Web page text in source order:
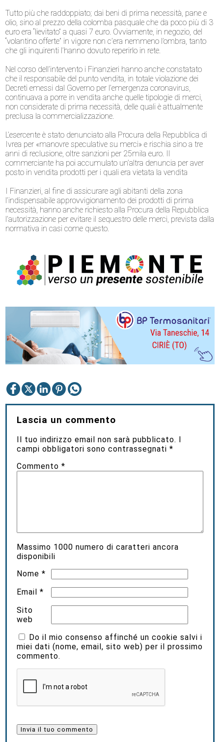
Tutto più che raddoppiato; dai beni di prima necessità, pane e
olio, sino al prezzo della colomba pasquale che da poco più di 3
euro era “lievitato” a quasi 7 euro. Ovviamente, in negozio, del
“volantino offerte” in vigore non c’era nemmeno l’ombra, tanto
che gli inquirenti l’hanno dovuto reperirlo in rete.
Nel corso dell’intervento i Finanzieri hanno anche constatato
che il responsabile del punto vendita, in totale violazione dei
Decreti emessi dal Governo per l’emergenza coronavirus,
continuava a porre in vendita anche quelle tipologie di merci,
non considerate di prima necessità, delle quali è attualmente
preclusa la commercializzazione.
L’esercente è stato denunciato alla Procura della Repubblica di
Ivrea per «manovre speculative su merci» e rischia sino a tre
anni di reclusione, oltre sanzioni per 25mila euro. Il
commerciante ha poi accumulato un’altra denuncia per aver
posto in vendita prodotti per i quali era vietata la vendita
I Finanzieri, al fine di assicurare agli abitanti della zona
l’indispensabile approvvigionamento dei prodotti di prima
necessità, hanno anche richiesto alla Procura della Repubblica
l’autorizzazione per evitare il sequestro delle merci, prevista dalla
normativa in casi come questo.
Lascia un commento
Il tuo indirizzo email non sarà pubblicato. I
campi obbligatori sono contrassegnati*
Commento*
Massimo 1000 numero di caratteri ancora
disponibili
Nome*
Email*
Sito
web
Do il mio consenso affinché un cookie salvi i
miei dati (nome, email, sito web) per il prossimo
commento.